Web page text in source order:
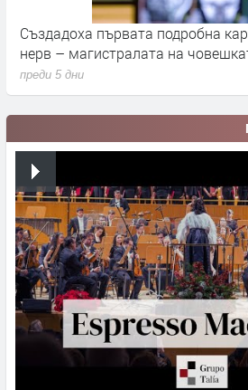
Създадоха първата подробна
нерв – магистралата на
преди 5 дни